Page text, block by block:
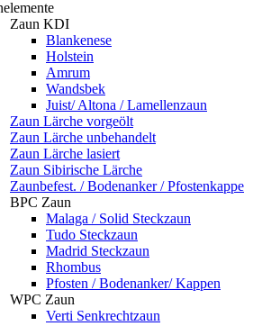
Zaun KDI
Blankenese
Holstein
Amrum
Wandsbek
Juist/ Altona / Lamellenzaun
Zaun Lärche vorgeölt
Zaun Lärche unbehandelt
Zaun Lärche lasiert
Zaun Sibirische Lärche
Zaunbefest. / Bodenanker / Pfostenkappe
BPC Zaun
Malaga / Solid Steckzaun
Tudo Steckzaun
Madrid Steckzaun
Rhombus
Pfosten / Bodenanker/ Kappen
WPC Zaun
Verti Senkrechtzaun